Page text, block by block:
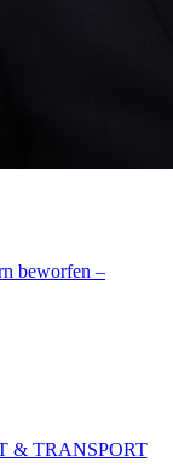
beworfen –
& TRANSPORT